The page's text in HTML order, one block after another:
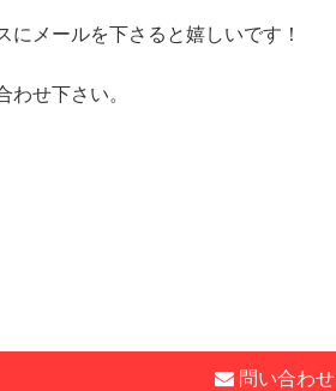
にメールを下さると嬉しいです！
わせ下さい。
問い合わせ